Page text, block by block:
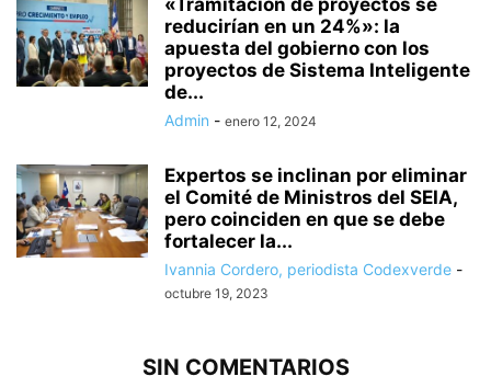
«Tramitación de proyectos se
reducirían en un 24%»: la
apuesta del gobierno con los
proyectos de Sistema Inteligente
de...
Admin - enero 12, 2024
Expertos se inclinan por eliminar
el Comité de Ministros del SEIA,
pero coinciden en que se debe
fortalecer la...
Ivannia Cordero, periodista Codexverde -
octubre 19, 2023
SIN COMENTARIOS